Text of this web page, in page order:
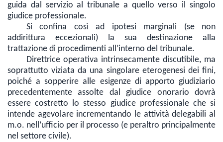
guida dal servizio al tribunale a quello verso il singolo
giudice professionale.
Si confina così ad ipotesi marginali (se non
addirittura eccezionali) la sua destinazione alla
trattazione di procedimenti all’interno del tribunale.
Direttrice operativa intrinsecamente discutibile, ma
soprattutto viziata da una singolare eterogenesi dei fini,
poiché a sopperire alle esigenze di apporto giudiziario
precedentemente assolte dal giudice onorario dovrà
essere costretto lo stesso giudice professionale che si
intende agevolare incrementando le attività delegabili al
m.o. nell’ufficio per il processo (e peraltro principalmente
nel settore civile).